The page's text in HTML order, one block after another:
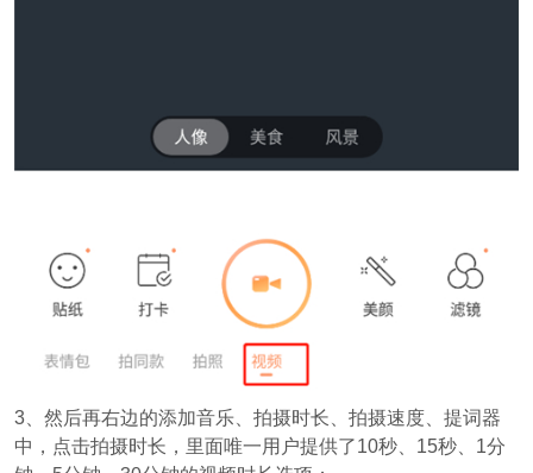
3、然后再右边的添加音乐、拍摄时长、拍摄速度、提词器
中，点击拍摄时长，里面唯一用户提供了10秒、15秒、1分